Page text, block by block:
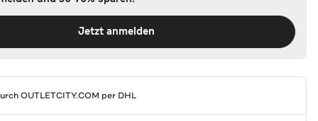
Jetzt anmelden
OUTLETCITY.COM per DHL